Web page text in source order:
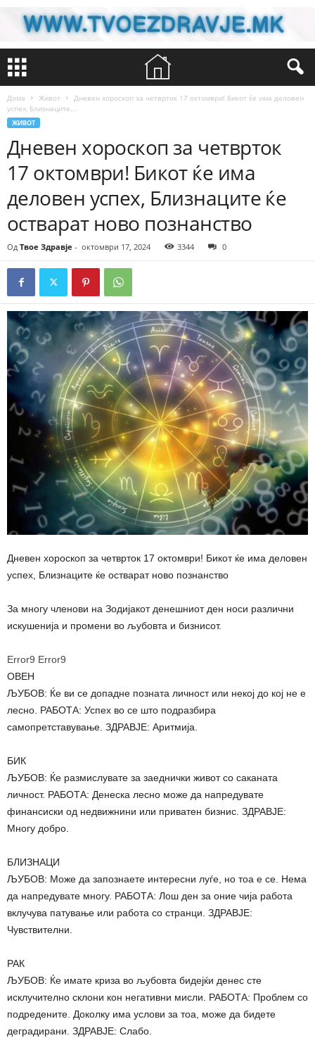
Дома Живот
Дневен хороскоп за четврток 17 октомври! Бикот ќе има деловен
успех, Близнаците...
ЖИВОТ
Дневен хороскоп за четврток
17 октомври! Бикот ќе има
деловен успех, Близнаците ќе
остварат ново познанство
Од Твое Здравје - октомври 17, 2024 3344 0
Дневен хороскоп за четврток 17 октомври! Бикот ќе има деловен
успех, Близнаците ќе остварат ново познанство
За многу членови на Зодијакот денешниот ден носи различни
искушенија и промени во љубовта и бизнисот.
Error9 Error9
ОВЕН
ЉУБОВ: Ќе ви се допадне позната личност или некој до кој не е
лесно. РАБОТА: Успех во се што подразбира
самопретставување. ЗДРАВЈЕ: Аритмија.
БИК
ЉУБОВ: Ќе размислувате за заеднички живот со саканата
личност. РАБОТА: Денеска лесно може да напредувате
финансиски од недвижнини или приватен бизнис. ЗДРАВЈЕ:
Многу добро.
БЛИЗНАЦИ
ЉУБОВ: Може да запознаете интересни луѓе, но тоа е се. Нема
да напредувате многу. РАБОТА: Лош ден за оние чија работа
вклучува патување или работа со странци. ЗДРАВЈЕ:
Чувствителни.
РАК
ЉУБОВ: Ќе имате криза во љубовта бидејќи денес сте
исклучително склони кон негативни мисли. РАБОТА: Проблем со
подредените. Доколку има услови за тоа, може да бидете
деградирани. ЗДРАВЈЕ: Слабо.